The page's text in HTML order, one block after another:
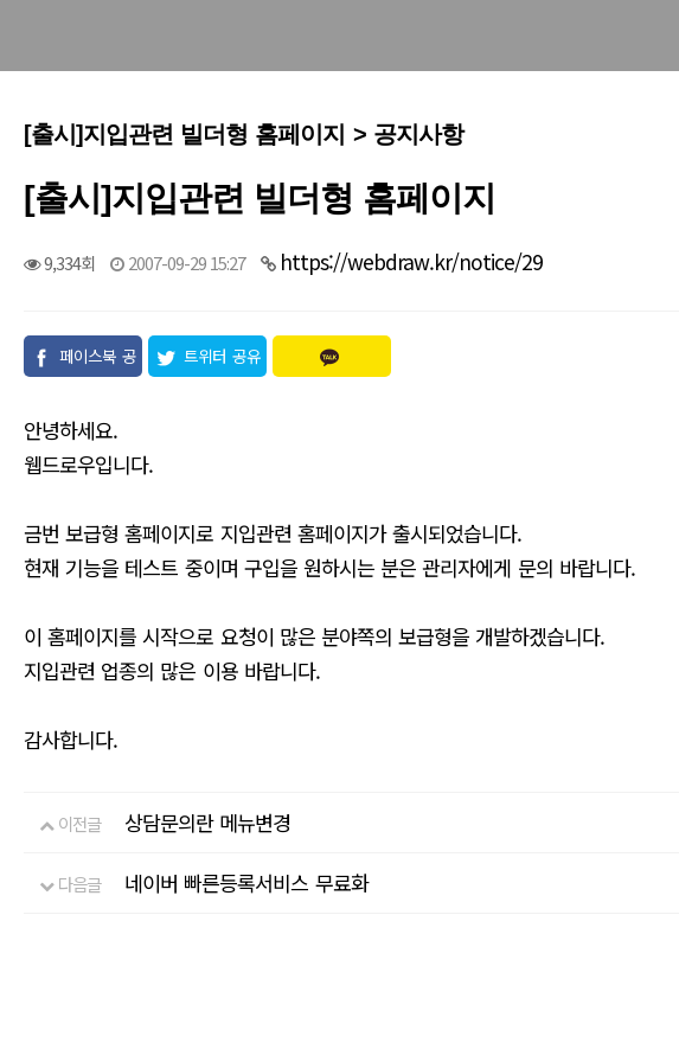
[출시]지입관련 빌더형 홈페이지 > 공지사항
[출시]지입관련 빌더형 홈페이지
9,334회 2007-09-29 15:27 https://webdraw.kr/notice/29
페이스북 공
트위터 공유
안녕하세요.
웹드로우입니다.
금번 보급형 홈페이지로 지입관련 홈페이지가 출시되었습니다.
현재 기능을 테스트 중이며 구입을 원하시는 분은 관리자에게 문의 바랍니다.
이 홈페이지를 시작으로 요청이 많은 분야쪽의 보급형을 개발하겠습니다.
지입관련 업종의 많은 이용 바랍니다.
감사합니다.
이전글 상담문의란 메뉴변경
다음글 네이버 빠른등록서비스 무료화